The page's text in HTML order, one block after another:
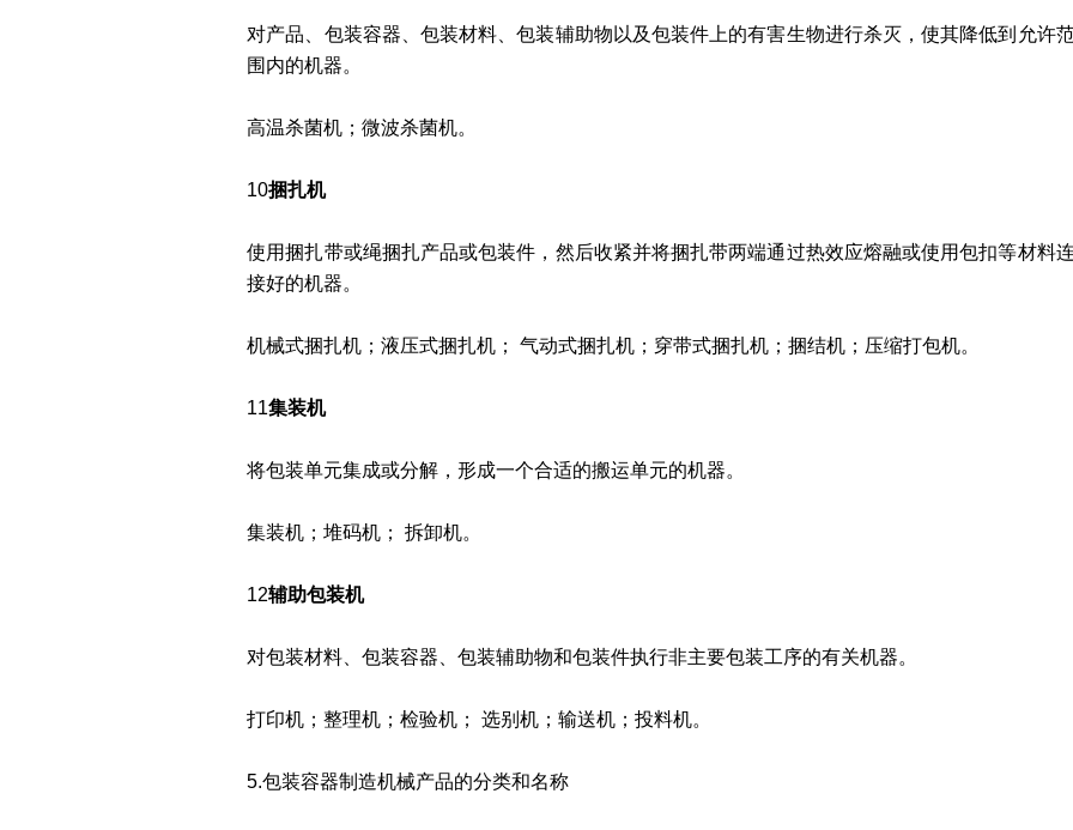
对产品、包装容器、包装材料、包装辅助物以及包装件上的有害生物进行杀灭，使其降低到允许
围内的机器。
高温杀菌机；微波杀菌机。
10捆扎机
使用捆扎带或绳捆扎产品或包装件，然后收紧并将捆扎带两端通过热效应熔融或使用包扣等材料
接好的机器。
机械式捆扎机；液压式捆扎机； 气动式捆扎机；穿带式捆扎机；捆结机；压缩打包机。
11集装机
将包装单元集成或分解，形成一个合适的搬运单元的机器。
集装机；堆码机； 拆卸机。
12辅助包装机
对包装材料、包装容器、包装辅助物和包装件执行非主要包装工序的有关机器。
打印机；整理机；检验机； 选别机；输送机；投料机。
5.包装容器制造机械产品的分类和名称